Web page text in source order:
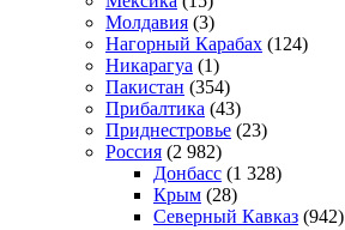
Молдавия (3)
Нагорный Карабах (124)
Никарагуа (1)
Пакистан (354)
Прибалтика (43)
Приднестровье (23)
Россия (2 982)
Донбасс (1 328)
Крым (28)
Северный Кавказ (942)